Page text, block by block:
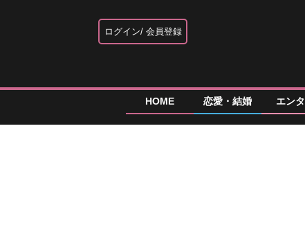
ログイン 会員登録
HOME 恋愛・結婚 エン